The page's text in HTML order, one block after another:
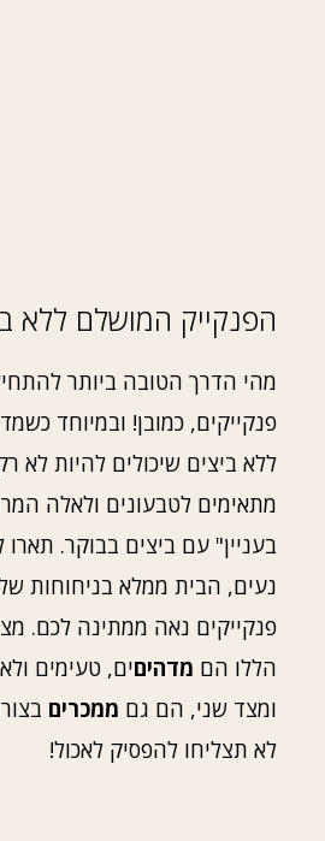
הפנקייק המושלם ללא
מהי הדרך הטובה ביותר
פנקייקים, כמובן! ובמיוחד
ללא ביצים שיכולים להיות לא
מתאימים לטבעונים ולאלה
בעניין" עם ביצים בבוקר.
נעים, הבית ממלא בניחוחות
פנקייקים נאה ממתינה לכם.
הללו הם מדהיםים, טעימים
ומצד שני, הם גם ממכרים
לא תצליחו להפסיק לאכול!